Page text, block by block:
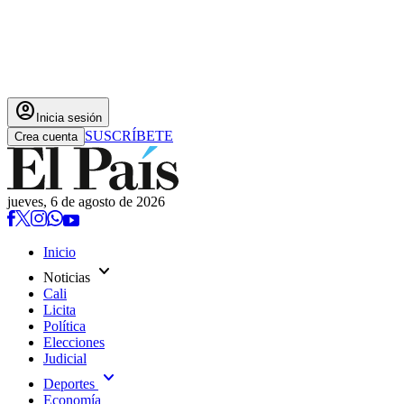
account_circle Inicia sesión
Crea cuenta SUSCRÍBETE
jueves, 6 de agosto de 2026
Inicio
Noticias expand_more
Cali
Licita
Política
Elecciones
Judicial
Deportes expand_more
Economía